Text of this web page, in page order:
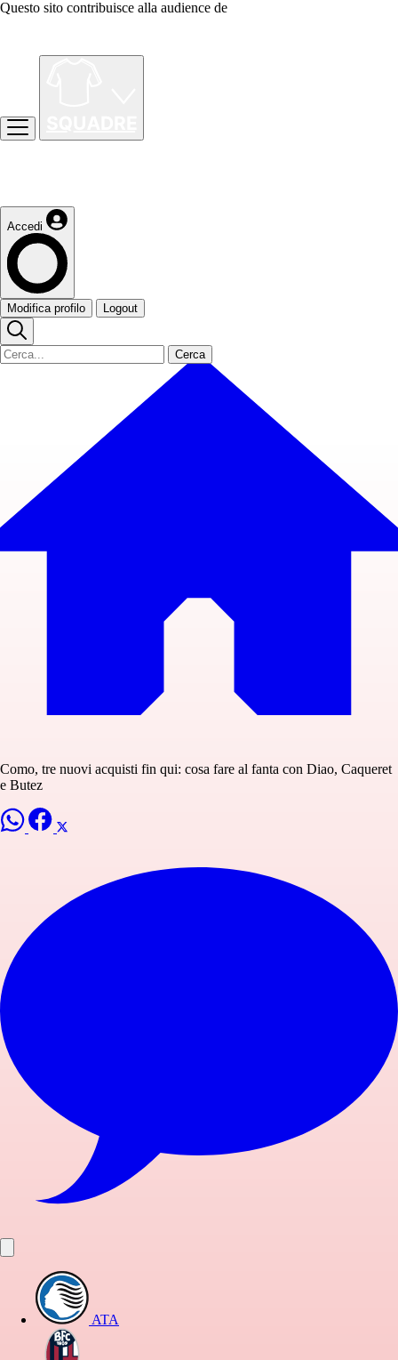
Questo sito contribuisce alla audience de
Accedi
Modifica profilo Logout
Cerca
Como, tre nuovi acquisti fin qui: cosa fare al fanta con Diao, Caqueret
e Butez
ATA